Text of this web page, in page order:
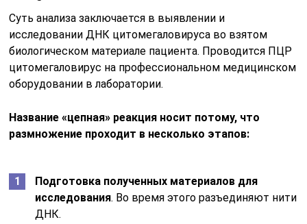
Суть анализа заключается в выявлении и
исследовании ДНК цитомегаловируса во взятом
биологическом материале пациента. Проводится ПЦР
цитомегаловирус на профессиональном медицинском
оборудовании в лаборатории.
Название «цепная» реакция носит потому, что
размножение проходит в несколько этапов:
Подготовка полученных материалов для
исследования. Во время этого разъединяют нити
ДНК.